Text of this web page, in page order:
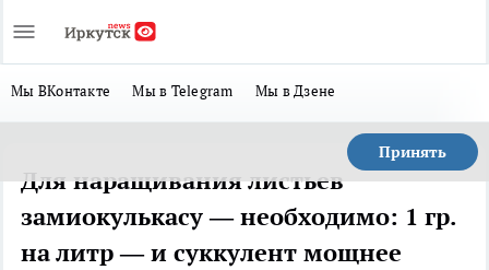
Мы ВКонтакте Мы в Telegram Мы в Дзене
Принять
Для наращивания листьев
замиокулькасу — необходимо: 1 гр.
на литр — и суккулент мощнее